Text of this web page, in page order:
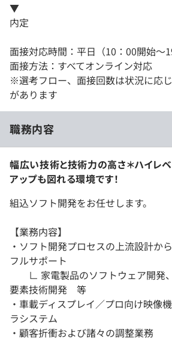
▼
内定
面接対応時間：平日（10：00開始～
面接方法：すべてオンライン対応
※選考フロー、面接回数は状況に応
があります
職務内容
幅広い技術と技術力の高さ＊ハイレ
アップも図れる環境です！
組込ソフト開発をお任せします。
【業務内容】
・ソフト開発プロセスの上流設計か
フルサポート
∟ 家電製品のソフトウェア開発、
要素技術開発 等
・車載ディスプレイ／プロ向け映像
ラシステム
・顧客折衝および諸々の調整業務